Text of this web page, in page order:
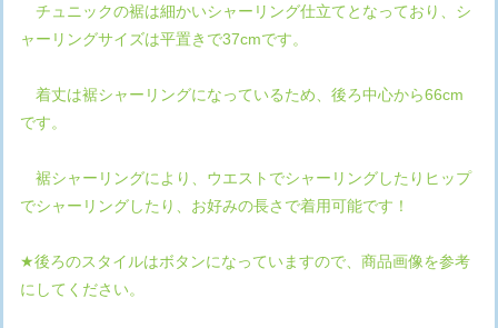
チュニックの裾は細かいシャーリング仕立てとなっており、シ
ャーリングサイズは平置きで37cmです。
着丈は裾シャーリングになっているため、後ろ中心から66cm
です。
裾シャーリングにより、ウエストでシャーリングしたりヒップ
でシャーリングしたり、お好みの長さで着用可能です！
★後ろのスタイルはボタンになっていますので、商品画像を参考
にしてください。